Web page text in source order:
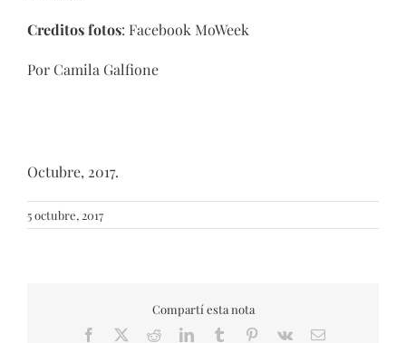
Creditos fotos: Facebook MoWeek
Por Camila Galfione
Octubre, 2017.
5 octubre, 2017
Compartí esta nota
Facebook RedditLinkedInTumblr Pinterest
Vk Email